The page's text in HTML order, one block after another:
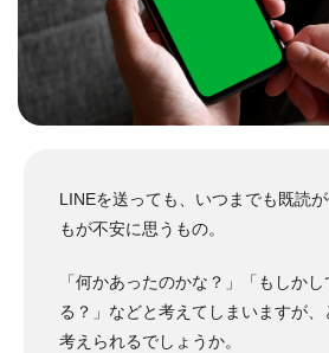
LINEを送っても、いつまでも既読
もが不安に思うもの。
「何かあったのかな？」「もしか
る？」などと考えてしまいますが
考えられるでしょうか。